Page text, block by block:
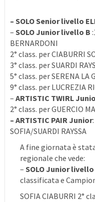
– SOLO Senior livello
– SOLO Junior livello B
BERNARDONI
2° class. per CIABURRI
3° class. per SUARDI
5° class. per SERENA LA
9° class. per LUCREZIA
– ARTISTIC TWIRL
2° class. per GUERCIO
– ARTISTIC PAIR Junior
SOFIA/SUARDI RAYSSA
A fine giornata è
regionale che vede:
– SOLO Junior livello
classificata e
SOFIA CIABURRI 2°